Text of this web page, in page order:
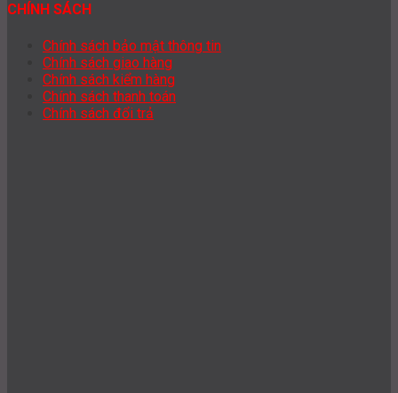
CHÍNH SÁCH
Chính sách bảo mật thông tin
Chính sách giao hàng
Chính sách kiểm hàng
Chính sách thanh toán
Chính sách đổi trả